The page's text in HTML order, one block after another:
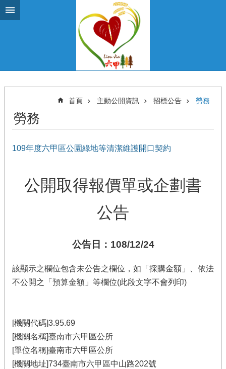
跳到主要內容區塊
首頁 主動公開資訊 招標公告 勞務
勞務
109年度六甲區公園綠地等清潔維護開口契約
公開取得報價單或企劃書
公告
公告日：108/12/24
該顯示之欄位包含未公告之欄位，如「採購金額」、依法
不公開之「預算金額」等欄位(此段文字不會列印)
[機關代碼]3.95.69
[機關名稱]臺南市六甲區公所
[單位名稱]臺南市六甲區公所
[機關地址]734臺南市六甲區中山路202號